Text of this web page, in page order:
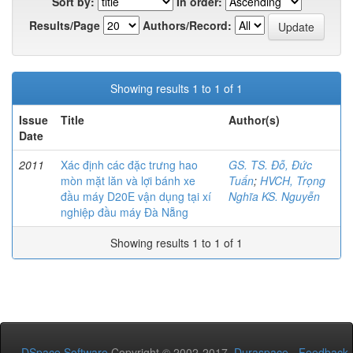
Results/Page
Authors/Record:
Showing results 1 to 1 of 1
Issue
Date
Title Author(s)
2011
Xác định các đặc trưng hao
mòn mặt lăn và lợi bánh xe
đầu máy D20E vận dụng tại xí
nghiệp đầu máy Đà Nẵng
GS. TS. Đỗ, Đức
Tuấn; HVCH, Trọng
Nghĩa KS. Nguyễn
Showing results 1 to 1 of 1